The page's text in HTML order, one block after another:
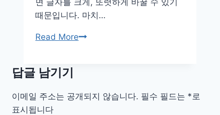
생
활
면 글자를 크게, 또렷하게 바꿀 수 있기
때문입니다. 마치…
Read More휴
크
답글 남기기
이메일 주소는 공개되지 않습니다. 필수 필드는 *로
표시됩니다